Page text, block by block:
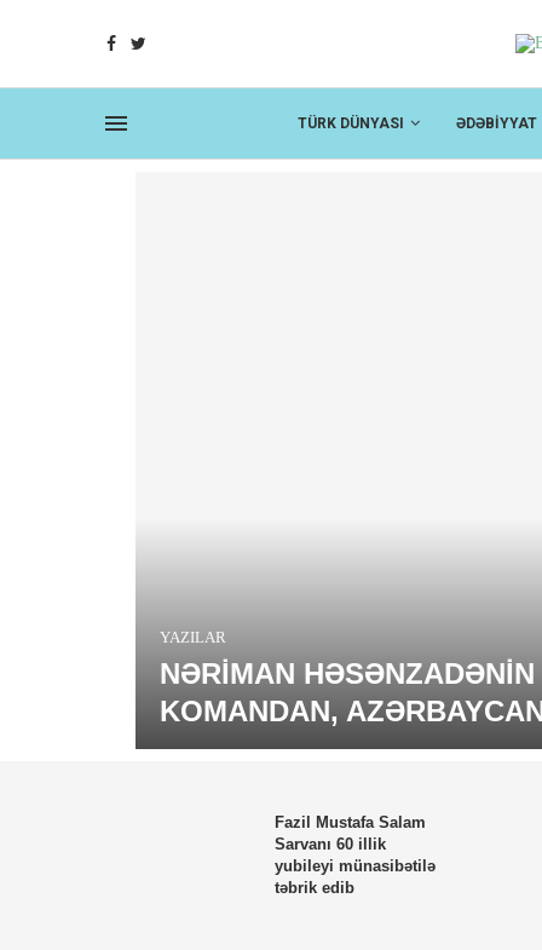
TÜRK DÜNYASI ƏDƏBİYYAT
YAZILAR
NƏRIMAN
KOMANDAN,
Fazil Mustafa Salam
Sarvanı 60 illik
yubileyi münasibətilə
təbrik edib